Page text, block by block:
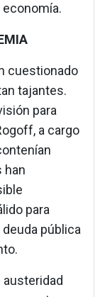
economía.
cuestionado
tajantes.
para
a cargo
han
para
pública